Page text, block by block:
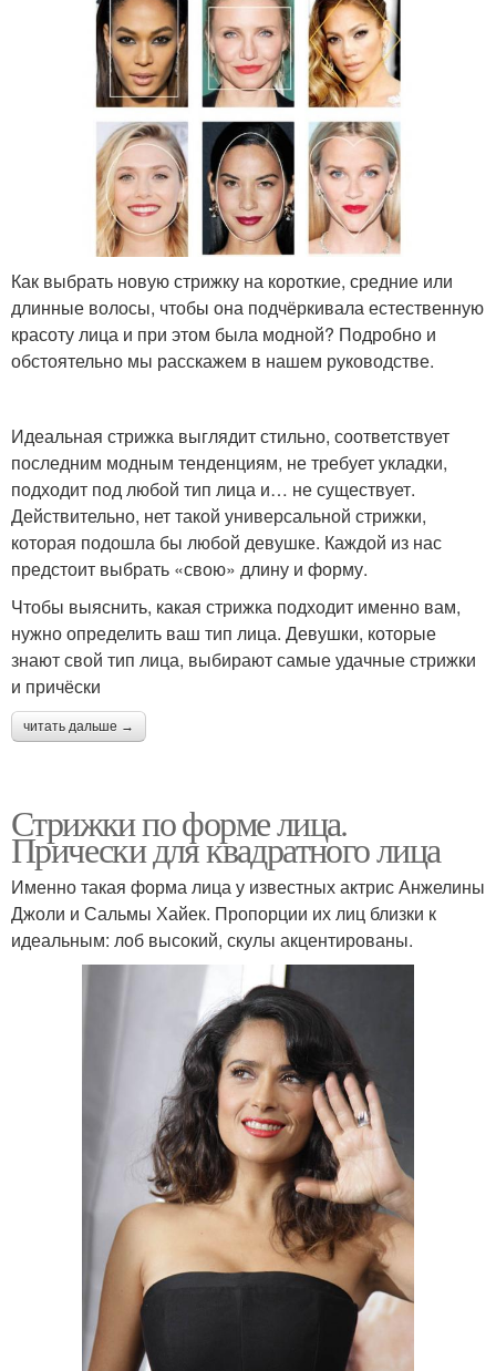
Как выбрать новую стрижку на короткие, средние или
длинные волосы, чтобы она подчёркивала естественную
красоту лица и при этом была модной? Подробно и
обстоятельно мы расскажем в нашем руководстве.
Идеальная стрижка выглядит стильно, соответствует
последним модным тенденциям, не требует укладки,
подходит под любой тип лица и… не существует.
Действительно, нет такой универсальной стрижки,
которая подошла бы любой девушке. Каждой из нас
предстоит выбрать «свою» длину и форму.
Чтобы выяснить, какая стрижка подходит именно вам,
нужно определить ваш тип лица. Девушки, которые
знают свой тип лица, выбирают самые удачные стрижки
и причёски
читать дальше →
Стрижки по форме лица.
Прически для квадратного лица
Именно такая форма лица у известных актрис Анжелины
Джоли и Сальмы Хайек. Пропорции их лиц близки к
идеальным: лоб высокий, скулы акцентированы.